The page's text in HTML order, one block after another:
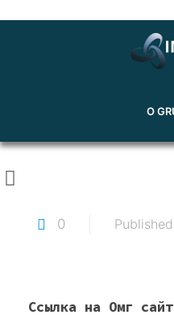
O
0
Ссылка на Омг